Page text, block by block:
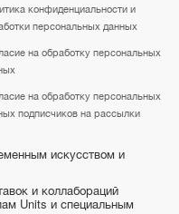
конфиденциальности и
персональных данных
на обработку персональных
на обработку персональных
подписчиков на рассылки
искусством и
и коллабораций
Units и специальным